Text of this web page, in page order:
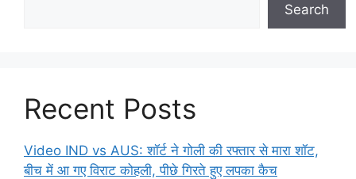
Search
Recent Posts
Video IND vs AUS: शॉर्ट ने गोली की रफ्तार से मारा शॉट,
बीच में आ गए विराट कोहली, पीछे गिरते हुए लपका कैच